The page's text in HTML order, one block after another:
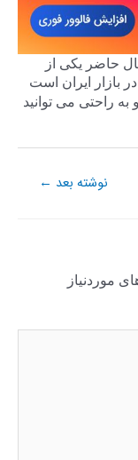
حاضر یکی از
بازار ایران است
راحتی می توانید
نوشته بعد ←
موردنیاز